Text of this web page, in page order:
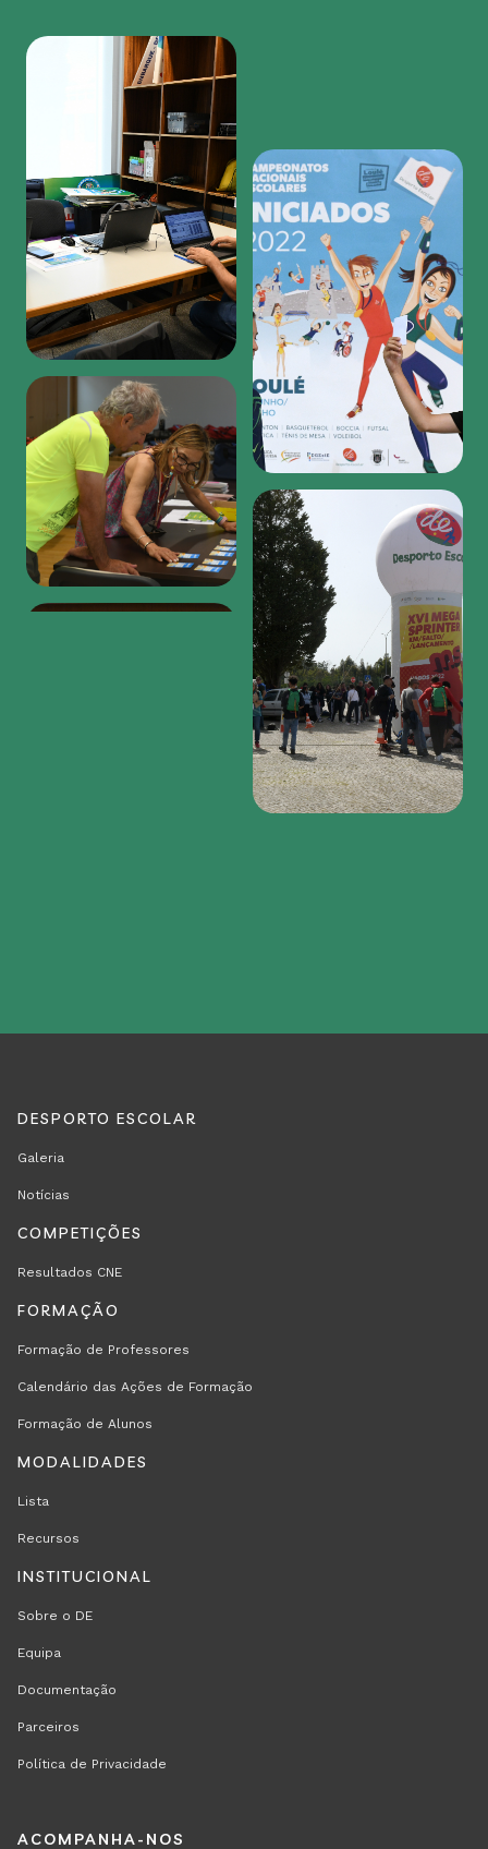
Region
featured
first
REGION
FOOTER
RODAPÉ
DESPORTO ESCOLAR
Galeria
Notícias
COMPETIÇÕES
Resultados CNE
FORMAÇÃO
Formação de Professores
Calendário das Ações de Formação
Formação de Alunos
MODALIDADES
Lista
Recursos
INSTITUCIONAL
Sobre o DE
Equipa
Documentação
Parceiros
Política de Privacidade
REGION
ACOMPANHA-NOS